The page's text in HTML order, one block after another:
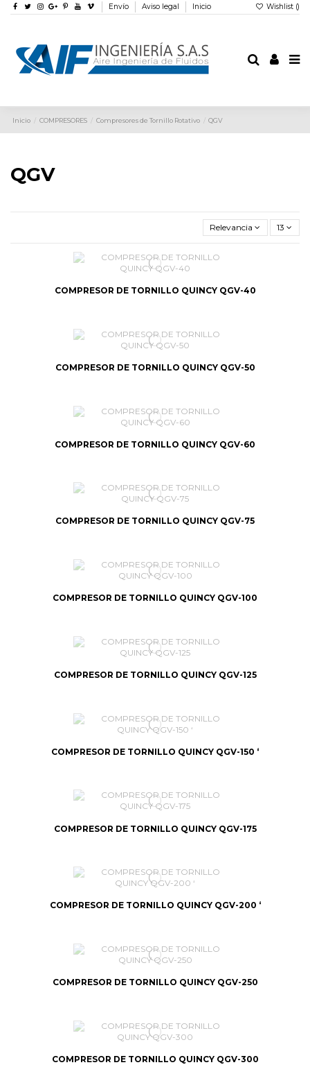
Envío Aviso legal Inicio Wishlist ()
Inicio COMPRESORES Compresores de Tornillo Rotativo QGV
QGV
Relevancia 13
COMPRESOR DE TORNILLO QUINCY QGV-40
COMPRESOR DE TORNILLO QUINCY QGV-50
COMPRESOR DE TORNILLO QUINCY QGV-60
COMPRESOR DE TORNILLO QUINCY QGV-75
COMPRESOR DE TORNILLO QUINCY QGV-100
COMPRESOR DE TORNILLO QUINCY QGV-125
COMPRESOR DE TORNILLO QUINCY QGV-150 ‘
COMPRESOR DE TORNILLO QUINCY QGV-175
COMPRESOR DE TORNILLO QUINCY QGV-200 ‘
COMPRESOR DE TORNILLO QUINCY QGV-250
COMPRESOR DE TORNILLO QUINCY QGV-300